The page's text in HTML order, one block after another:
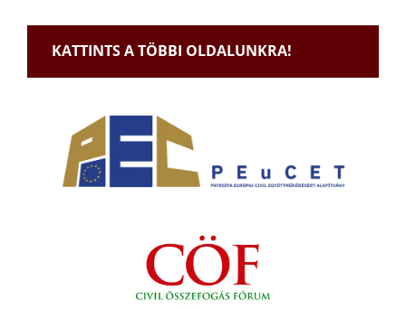
KATTINTS A TÖBBI OLDALUNKRA!